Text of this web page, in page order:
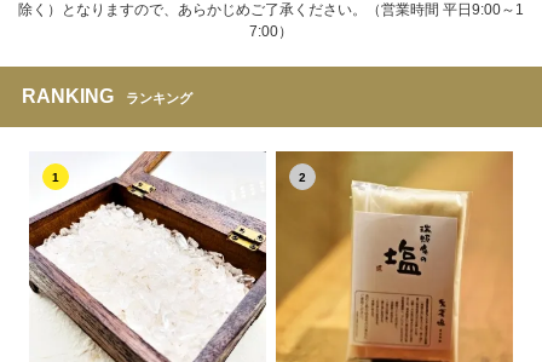
除く）となりますので、あらかじめご了承ください。（営業時間 平日9:00～1
7:00）
RANKING ランキング
1 2